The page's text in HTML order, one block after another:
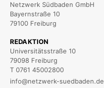
Netzwerk Südbaden GmbH
Bayernstraße 10
79100 Freiburg
REDAKTION
Universitätsstraße 10
79098 Freiburg
T 0761 45002800
info@netzwerk-suedbaden.de